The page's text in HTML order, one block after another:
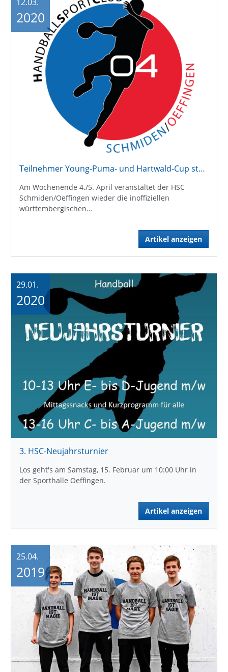
Teilnehmer Young-Puma- und Hartwald-Cup stehen fest
Am Wochenende 4./5. April veranstaltet der HSC
Schmiden/Oeffingen wieder die inoffiziellen
württembergischen…
Artikel anzeigen
2020
3. HSC-Neujahrsturnier
Los geht's am Samstag, 15. Februar um 10:00 Uhr in
der Sporthalle Oeffingen.
Artikel anzeigen
29.01.
2020
25.04.
2019